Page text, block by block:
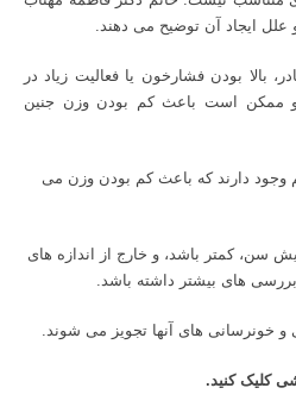
علل ایجاد آن توضیح می دهند.
بالا بودن فشارخون یا فعالیت زیاد در
و ممکن است باعثکم بودن وزن جنین
وجود دارند که باعث کم بودن وزن می
سن، کمتر باشد، و خارج از اندازه های
های بیشتر داشته باشد.
خونرسانی های آنها تجویز می شوند.
کلیک کنید.